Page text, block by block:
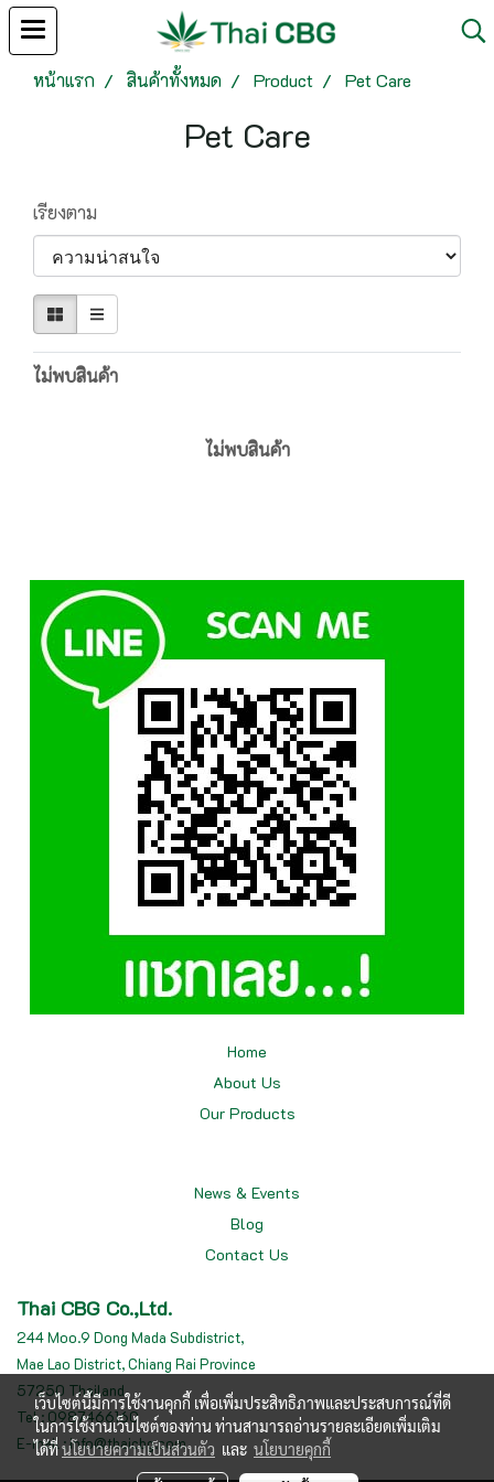
หน้าแรก สินค้าทั้งหมด Product Pet Care
Pet Care
เรียงตาม
ไม่พบสินค้า
ไม่พบสินค้า
Home
About Us
Our Products
News & Events
Blog
Contact Us
Thai CBG Co.,Ltd.
244 Moo.9 Dong Mada Subdistrict,
Mae Lao District, Chiang Rai Province
57250 Thailand
Tel : 0987466160
E-mail : info@thaicbg.com
เว็บไซต์นี้มีการใช้งานคุกกี้ เพื่อเพิ่มประสิทธิภาพและประสบการณ์ที่ดี
ในการใช้งานเว็บไซต์ของท่าน ท่านสามารถอ่านรายละเอียดเพิ่มเติม
ได้ที่นโยบายความเป็นส่วนตัว และ นโยบายคุกกี้